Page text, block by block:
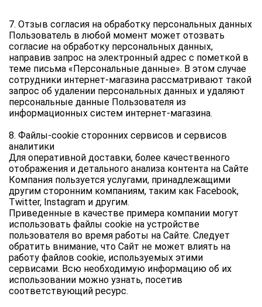
7. Отзыв согласия на обработку персональных данных
Пользователь в любой момент может отозвать
согласие на обработку персональных данных,
направив запрос на электронный адрес с пометкой в
теме письма «Персональные данные». В этом случае
сотрудники интернет-магазина рассматривают такой
запрос об удалении персональных данных и удаляют
персональные данные Пользователя из
информационных систем интернет-магазина.
8. Файлы-cookie сторонних сервисов и сервисов
аналитики
Для оперативной доставки, более качественного
отображения и детального анализа контента на Сайте
Компания пользуется услугами, принадлежащими
другим сторонним компаниям, таким как Facebook,
Twitter, Instagram и другим.
Приведенные в качестве примера компании могут
использовать файлы cookie на устройстве
пользователя во время работы на Сайте. Следует
обратить внимание, что Сайт не может влиять на
работу файлов cookie, используемых этими
сервисами. Всю необходимую информацию об их
использовании можно узнать, посетив
соответствующий ресурс.